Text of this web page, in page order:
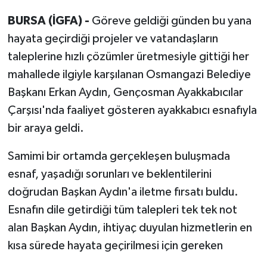
BURSA (İGFA) - Göreve geldiği günden bu yana
hayata geçirdiği projeler ve vatandaşların
taleplerine hızlı çözümler üretmesiyle gittiği her
mahallede ilgiyle karşılanan Osmangazi Belediye
Başkanı Erkan Aydın, Gençosman Ayakkabıcılar
Çarşısı'nda faaliyet gösteren ayakkabıcı esnafıyla
bir araya geldi.
Samimi bir ortamda gerçekleşen buluşmada
esnaf, yaşadığı sorunları ve beklentilerini
doğrudan Başkan Aydın'a iletme fırsatı buldu.
Esnafın dile getirdiği tüm talepleri tek tek not
alan Başkan Aydın, ihtiyaç duyulan hizmetlerin en
kısa sürede hayata geçirilmesi için gereken